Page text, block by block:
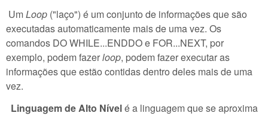
UmLoop ("laço") é um conjunto de informações que são
executadas automaticamente mais de uma vez. Os
comandos DO WHILE...ENDDO e FOR...NEXT, por
exemplo, podem fazerloop, podem fazer executar as
informações que estão contidas dentro deles mais de uma
vez.
Linguagem de Alto Nívelé a linguagem que se aproxima